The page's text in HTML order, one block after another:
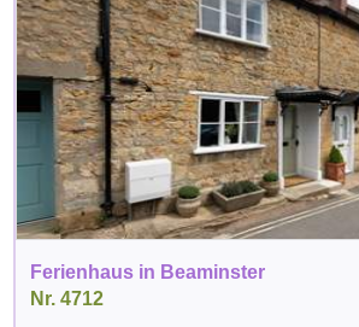
Ferienhaus in Beaminster
Nr. 4712